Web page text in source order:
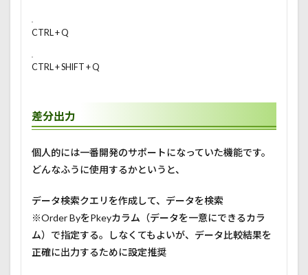
CTRL + Q
CTRL + SHIFT + Q
差分出力
個人的には一番開発のサポートになっていた機能です。
どんなふうに使用するかというと、
データ検索クエリを作成して、データを検索
※Order ByをPkeyカラム（データを一意にできるカラ
ム）で指定する。しなくてもよいが、データ比較結果を
正確に出力するために設定推奨